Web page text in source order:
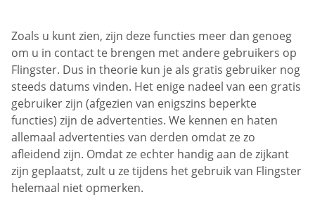
Zoals u kunt zien, zijn deze functies meer dan genoeg
om u in contact te brengen met andere gebruikers op
Flingster. Dus in theorie kun je als gratis gebruiker nog
steeds datums vinden. Het enige nadeel van een gratis
gebruiker zijn (afgezien van enigszins beperkte
functies) zijn de advertenties. We kennen en haten
allemaal advertenties van derden omdat ze zo
afleidend zijn. Omdat ze echter handig aan de zijkant
zijn geplaatst, zult u ze tijdens het gebruik van Flingster
helemaal niet opmerken.